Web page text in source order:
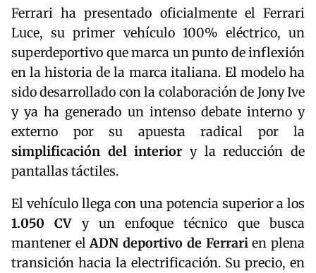
Ferrari ha presentado oficialmente el Ferrari
Luce, su primer vehículo 100% eléctrico, un
superdeportivo que marca un punto de inflexión
en la historia de la marca italiana. El modelo ha
sido desarrollado con la colaboración de Jony Ive
y ya ha generado un intenso debate interno y
externo por su apuesta radical por la
simplificación del interior y la reducción de
pantallas táctiles.
El vehículo llega con una potencia superior a los
1.050 CVy un enfoque técnico que busca
mantener elADN deportivo de Ferrarien plena
transición hacia la electrificación. Su precio, en